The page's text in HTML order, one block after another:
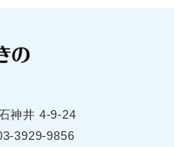
神井 4-9-24
3929-9856